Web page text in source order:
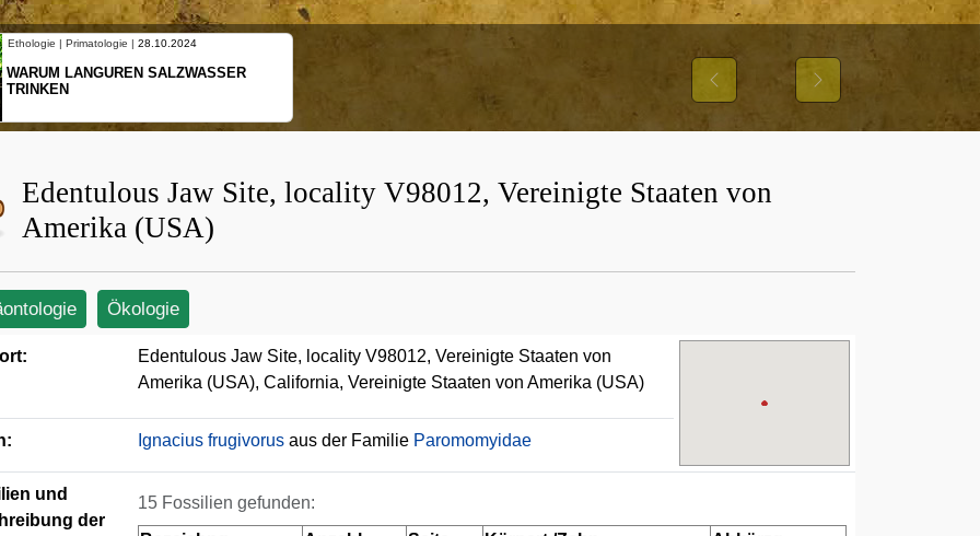
Ethologie | Primatologie |10.10.2024
NEUES VON WEIBLICHEN
SCHOPFGIBBONS UND IHRER
Previous Next
Edentulous Jaw Site, locality V98012, Vereinigte Staaten von
Amerika (USA)
Ökologie
Edentulous Jaw Site, locality V98012, Vereinigte Staaten von
Amerika (USA), California, Vereinigte Staaten von Amerika (USA)
Ignacius frugivorus aus der Familie Paromomyidae
und
der
15 Fossilien gefunden: